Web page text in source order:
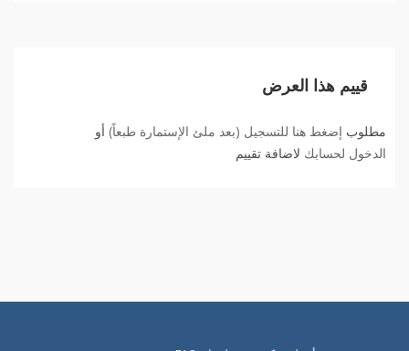
قييم هذا العرض
مطلوب إضغط هنا للتسجيل (بعد ملئ الإستمارة طبعاً) أو
الدخول لحسابك لاضافة تقييم